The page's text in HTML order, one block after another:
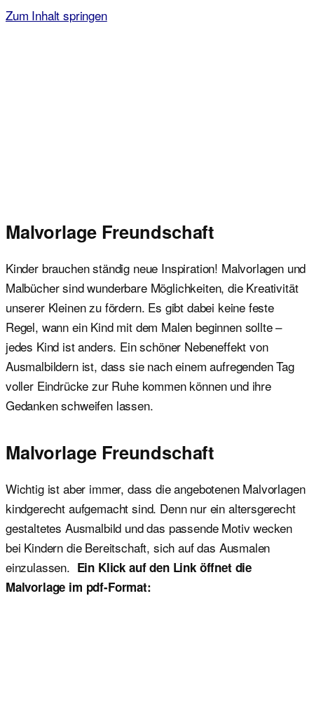
Zum Inhalt springen
Malvorlage Freundschaft
Kinder brauchen ständig neue Inspiration! Malvorlagen und
Malbücher sind wunderbare Möglichkeiten, die Kreativität
unserer Kleinen zu fördern. Es gibt dabei keine feste
Regel, wann ein Kind mit dem Malen beginnen sollte –
jedes Kind ist anders. Ein schöner Nebeneffekt von
Ausmalbildern ist, dass sie nach einem aufregenden Tag
voller Eindrücke zur Ruhe kommen können und ihre
Gedanken schweifen lassen.
Malvorlage Freundschaft
Wichtig ist aber immer, dass die angebotenen Malvorlagen
kindgerecht aufgemacht sind. Denn nur ein altersgerecht
gestaltetes Ausmalbild und das passende Motiv wecken
bei Kindern die Bereitschaft, sich auf das Ausmalen
einzulassen. Ein Klick auf den Link öffnet die
Malvorlage im pdf-Format: